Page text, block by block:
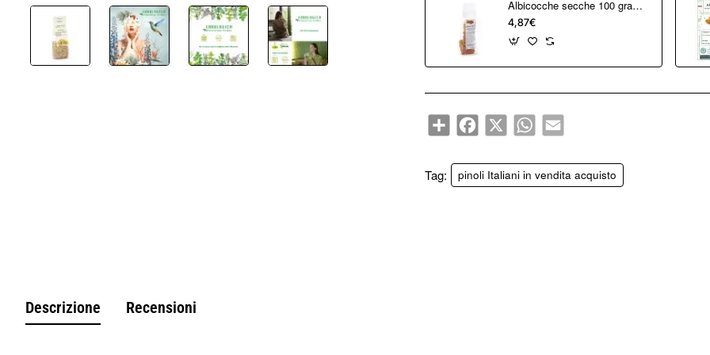
Non Disponibile Albicocche secche 100 grammi
4,87€
ShareFacebook
X WhatsAppEmail
Tag: pinoli Italiani in vendita acquisto
Descrizione Recensioni